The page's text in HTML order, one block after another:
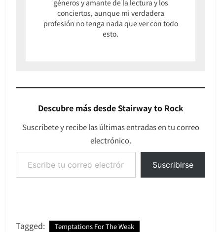
géneros y amante de la lectura y los
conciertos, aunque mi verdadera
profesión no tenga nada que ver con todo
esto.
Descubre más desde Stairway to Rock
Suscríbete y recibe las últimas entradas en tu correo
electrónico.
Escribe tu correo electrónico…
Suscribirse
Tagged: Temptations For The Weak